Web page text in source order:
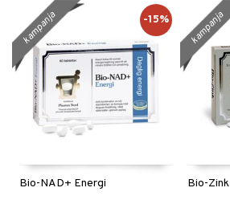
Bio-NAD+ Energi
kampanja -15%
Bio-Zink
kampanja